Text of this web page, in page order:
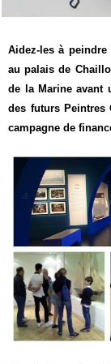
Aidez-les à
au palais de
de la Marine avant
des futurs Peintres
campagne de